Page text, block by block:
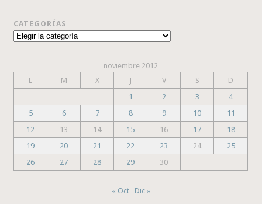
CATEGORÍAS
Categorías
noviembre 2012
L
M X J V S
D
1
2 3
4
5
6 7 8 9 10
11
12
13 14 15 16 17
18
19
20 21 22 23 24
25
26
27 28 29 30
« Oct Dic »